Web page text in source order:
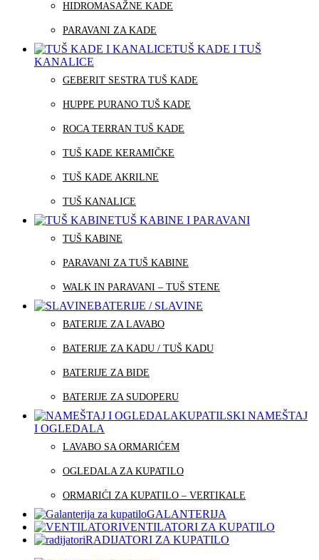
HIDROMASAŽNE KADE
PARAVANI ZA KADE
TUŠ KADE I TUŠ
KANALICE
GEBERIT SESTRA TUŠ KADE
HUPPE PURANO TUŠ KADE
ROCA TERRAN TUŠ KADE
TUŠ KADE KERAMIČKE
TUŠ KADE AKRILNE
TUŠ KANALICE
TUŠ KABINE I PARAVANI
TUŠ KABINE
PARAVANI ZA TUŠ KABINE
WALK IN PARAVANI – TUŠ STENE
BATERIJE / SLAVINE
BATERIJE ZA LAVABO
BATERIJE ZA KADU / TUŠ KADU
BATERIJE ZA BIDE
BATERIJE ZA SUDOPERU
KUPATILSKI NAMEŠTAJ
I OGLEDALA
LAVABO SA ORMARIĆEM
OGLEDALA ZA KUPATILO
ORMARIĆI ZA KUPATILO – VERTIKALE
GALANTERIJA
VENTILATORI ZA KUPATILO
RADIJATORI ZA KUPATILO